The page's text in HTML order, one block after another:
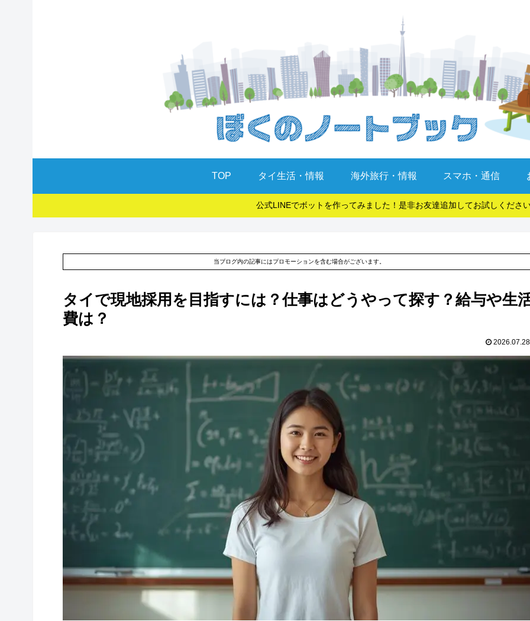
TOP タイ生活・情報 海外旅行・情報 スマホ・通信
公式LINEでボットを作ってみました！是非お友達追加してお試しくださ
当ブログ内の記事にはプロモーションを含む場合がございます。
タイで現地採用を目指すには？仕事はどうやって探す？給与や生
費は？
2026.07.28